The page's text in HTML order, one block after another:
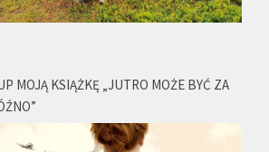
MOJĄ KSIĄŻKĘ „JUTRO MOŻE BYĆ ZA